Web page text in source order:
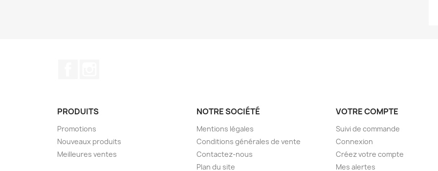
PRODUITS
Promotions
Nouveaux produits
Meilleures ventes
NOTRE SOCIÉTÉ
Mentions légales
Conditions générales de vente
Contactez-nous
Plan du site
VOTRE COMPTE
Suivi de commande
Connexion
Créez votre compte
Mes alertes